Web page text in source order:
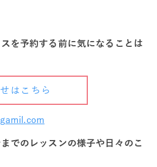
を予約する前に気になることは
はこちら
でのレッスンの様子や日々のこ